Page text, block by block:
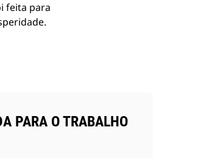
feita para
PARA O TRABALHO